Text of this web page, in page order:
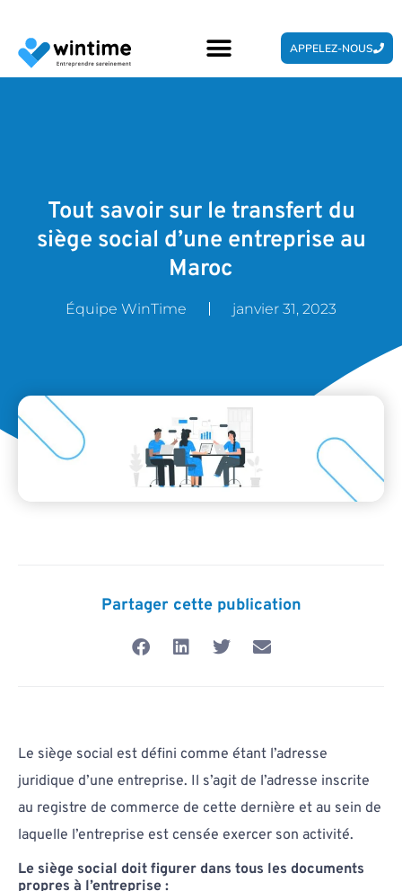
APPELEZ-NOUS
Tout savoir sur le transfert du
siège social d’une entreprise au
Maroc
Équipe WinTime janvier 31, 2023
Partager cette publication
Le siège social est défini comme étant l’adresse
juridique d’une entreprise. Il s’agit de l’adresse inscrite
au registre de commerce de cette dernière et au sein de
laquelle l’entreprise est censée exercer son activité.
Le siège social doit figurer dans tous les documents
propres à l’entreprise :